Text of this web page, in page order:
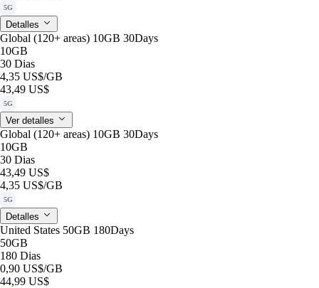
5G
Detalles
Global (120+ areas) 10GB 30Days
10GB
30 Dias
4,35 US$/GB
43,49 US$
5G
Ver detalles
Global (120+ areas) 10GB 30Days
10GB
30 Dias
43,49 US$
4,35 US$/GB
5G
Detalles
United States 50GB 180Days
50GB
180 Dias
0,90 US$/GB
44,99 US$